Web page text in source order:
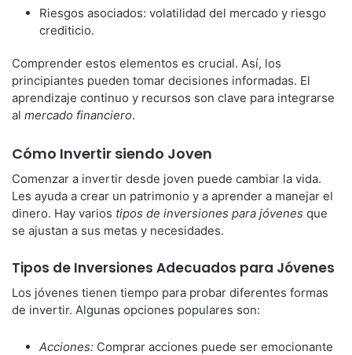
Riesgos asociados: volatilidad del mercado y riesgo
crediticio.
Comprender estos elementos es crucial. Así, los
principiantes pueden tomar decisiones informadas. El
aprendizaje continuo y recursos son clave para integrarse
al mercado financiero.
Cómo Invertir siendo Joven
Comenzar a invertir desde joven puede cambiar la vida.
Les ayuda a crear un patrimonio y a aprender a manejar el
dinero. Hay varios tipos de inversiones para jóvenes que
se ajustan a sus metas y necesidades.
Tipos de Inversiones Adecuados para Jóvenes
Los jóvenes tienen tiempo para probar diferentes formas
de invertir. Algunas opciones populares son:
Acciones: Comprar acciones puede ser emocionante